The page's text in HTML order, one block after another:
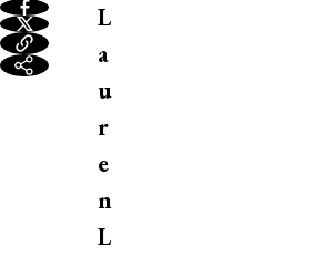
L
a
u
r
e
n
L